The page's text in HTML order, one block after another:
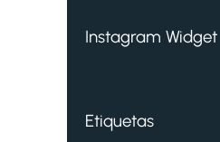
Instagram Widget
Etiquetas